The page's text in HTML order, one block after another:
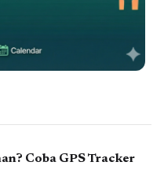
Coba GPS Tracker